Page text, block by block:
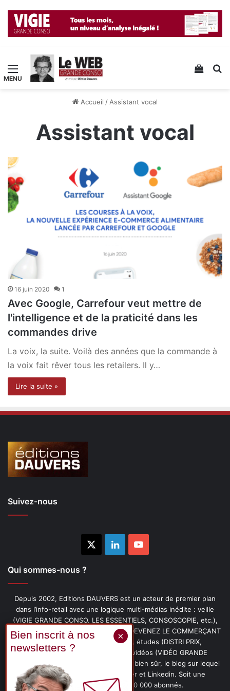
Menu Voir
Accueil /Assistant vocal
Assistant vocal
16 juin 2020 1
Avec Google, Carrefour veut mettre de
l'intelligence et de la praticité dans les
commandes drive
La voix, la suite. Voilà des années que la commande à
la voix fait rêver tous les retailers. Il y…
Lire la suite »
Suivez-nous
LinkedinYouTube
Qui sommes-nous ?
Depuis 2002, Editions DAUVERS est un acteur de premier plan
dans l’info-retail avec une logique multi-médias inédite : veille
(VIGIE GRANDE CONSO, LES ESSENTIELS, CONSOSCOPIE, etc.),
livres (PENSER-CLIENT, IMAGE-PRIX, DEVENEZ LE COMMERÇANT
PRÉFÉRÉ DE VOS CLIENTS, etc.), études (DISTRI PRIX,
PROMOFLASH, DRIVE INSIGHTS), vidéos (VIDÉO GRANDE
CONSO), podcasts (CAFÉ CONSO) et, bien sûr, le blog sur lequel
vous êtes, ainsi que les fils Twitter et Linkedin. Soit une
communauté de plus de 150 000 abonnés.